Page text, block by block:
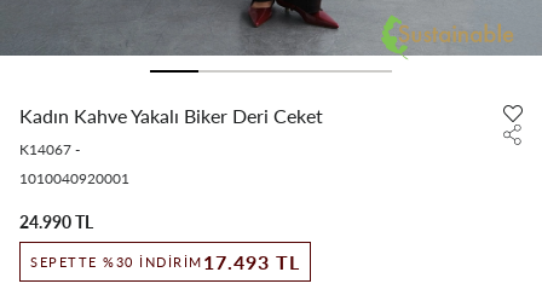
Kadın Kahve Yakalı Biker Deri Ceket
K14067 -
1010040920001
24.990 TL
SEPETTE %30 İNDIRIM 17.493 TL